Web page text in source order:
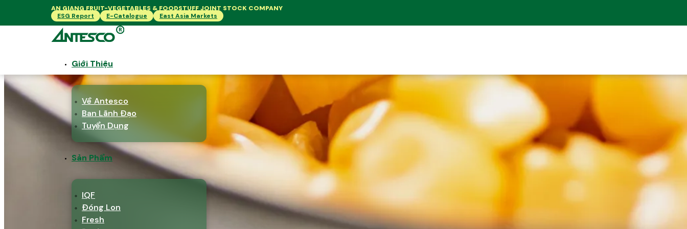
AN GIANG FRUIT-VEGETABLES & FOODSTUFF JOINT STOCK COMPANY
ESG Report
E-Catalogue East Asia Markets
Giới Thiệu
Về Antesco
Ban Lãnh Đạo
Tuyển Dụng
Sản Phẩm
IQF
Đóng Lon
Fresh
CANNED - RAU QUẢ ĐÓNG LON